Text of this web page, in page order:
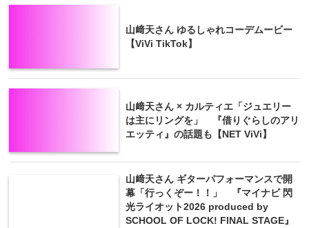
山﨑天さん ゆるしゃれコーデムービー
【ViVi TikTok】
山﨑天さん × カルティエ「ジュエリー
は主にリングを」 『借りぐらしのアリ
エッティ』の話題も【NET ViVi】
山﨑天さん ギターパフォーマンスで開
幕「行っくぞー！！」 『マイナビ 閃
光ライオット2026 produced by
SCHOOL OF LOCK! FINAL STAGE』